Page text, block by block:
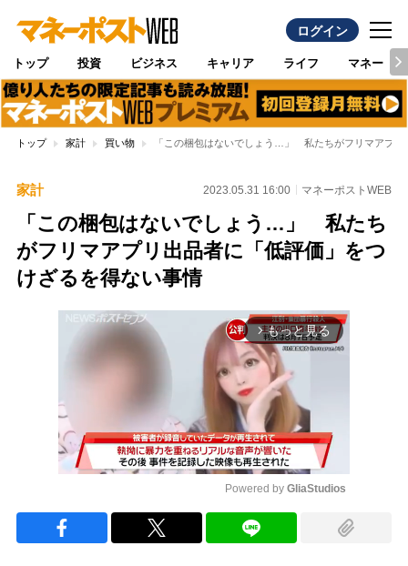
ログイン
トップ 投資 ビジネス キャリア ライフ マネー
トップ 家計 買い物 「この梱包はないでしょう…」 私たちがフリマアプリ
家計 2023.05.31 16:00 マネーポストWEB
「この梱包はないでしょう…」 私たち
がフリマアプリ出品者に「低評価」をつ
けざるを得ない事情
arrow_forward_ios もっと見る
Powered by GliaStudios